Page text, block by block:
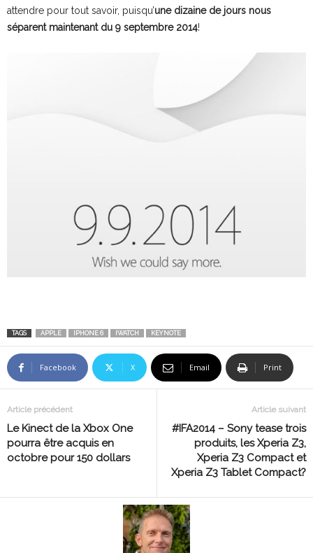
attendre pour tout savoir, puisqu’une dizaine de jours nous
séparent maintenant du 9 septembre 2014!
TAGS APPLE IPHONE 6 IWATCH KEYNOTE
Facebook X Email Print
Article précédent
Le Kinect de la Xbox One
pourra être acquis en
octobre pour 150 dollars
Article suivant
#IFA2014 – Sony tease trois
produits, les Xperia Z3,
Xperia Z3 Compact et
Xperia Z3 Tablet Compact?